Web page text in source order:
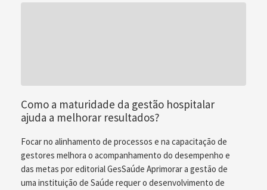
Como a maturidade da gestão hospitalar
ajuda a melhorar resultados?
Focar no alinhamento de processos e na capacitação de
gestores melhora o acompanhamento do desempenho e
das metas por editorial GesSaúde Aprimorar a gestão de
uma instituição de Saúde requer o desenvolvimento de